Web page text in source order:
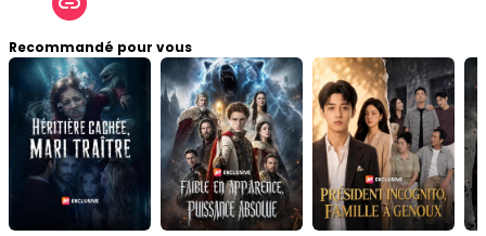
Recommandé pour vous